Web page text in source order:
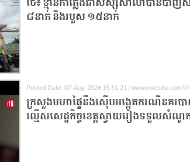
៨នាក់ និងរបួស ១៥នាក់
Posted Date: 07-Aug-2026 15:51:21 |
ក្រសួងមហាផ្ទៃនឹងស៊ើបអង្កេតករណីនគរប
ល្មើសសេដ្ឋកិច្ចខេត្តស្វាយរៀងទទួលសំណូ